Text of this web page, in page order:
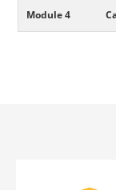
Module 4